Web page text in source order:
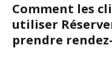
Comment les
utiliser
prendre